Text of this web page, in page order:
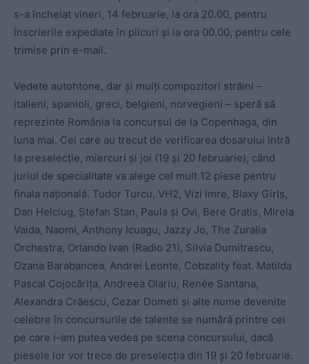
s-a încheiat vineri, 14 februarie, la ora 20.00, pentru
înscrierile expediate în plicuri şi la ora 00.00, pentru cele
trimise prin e-mail.
Vedete autohtone, dar şi mulţi compozitori străini –
italieni, spanioli, greci, belgieni, norvegieni – speră să
reprezinte România la concursul de la Copenhaga, din
luna mai. Cei care au trecut de verificarea dosarului intră
la preselecţie, miercuri şi joi (19 şi 20 februarie), când
juriul de specialitate va alege cel mult 12 piese pentru
finala naţională. Tudor Turcu, VH2, Vizi Imre, Blaxy Girls,
Dan Helciug, Ştefan Stan, Paula şi Ovi, Bere Gratis, Mirela
Vaida, Naomi, Anthony Icuagu, Jazzy Jo, The Zuralia
Orchestra, Orlando Ivan (Radio 21), Silvia Dumitrescu,
Ozana Barabancea, Andrei Leonte, Cobzality feat. Matilda
Pascal Cojocăriţa, Andreea Olariu, Renée Santana,
Alexandra Crăescu, Cezar Dometi şi alte nume devenite
celebre în concursurile de talente se numără printre cei
pe care i-am putea vedea pe scena concursului, dacă
piesele lor vor trece de preselecţia din 19 şi 20 februarie.